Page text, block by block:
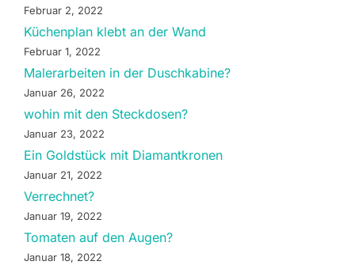
Februar 2, 2022
Küchenplan klebt an der Wand
Februar 1, 2022
Malerarbeiten in der Duschkabine?
Januar 26, 2022
wohin mit den Steckdosen?
Januar 23, 2022
Ein Goldstück mit Diamantkronen
Januar 21, 2022
Verrechnet?
Januar 19, 2022
Tomaten auf den Augen?
Januar 18, 2022